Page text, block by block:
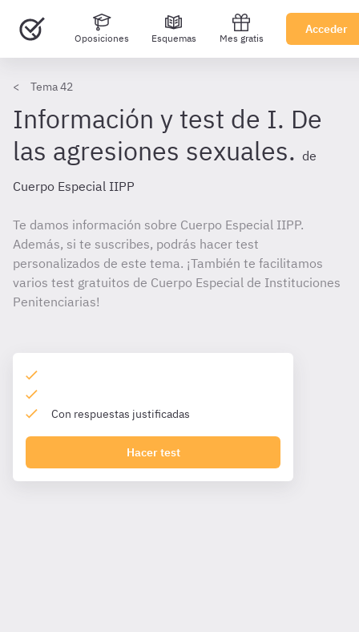
Oposiciones Esquemas Mes gratis
Acceder
Tema 42
Información y test de I. De
las agresiones sexuales. de
Cuerpo Especial IIPP
Te damos información sobre Cuerpo Especial IIPP.
Además, si te suscribes, podrás hacer test
personalizados de este tema. ¡También te facilitamos
varios test gratuitos de Cuerpo Especial de Instituciones
Penitenciarias!
Con respuestas justificadas
Hacer test